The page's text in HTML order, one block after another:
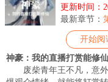
更新时间：
最新章节：
升级，新的
开始阅
神豪：我的直播打赏能修
废柴青年王不凡，意